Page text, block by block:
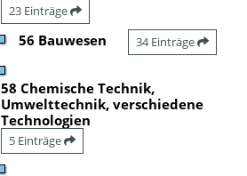
23 Einträge
56 Bauwesen 34 Einträge
58 Chemische Technik,
Umwelttechnik, verschiedene
Technologien
5 Einträge